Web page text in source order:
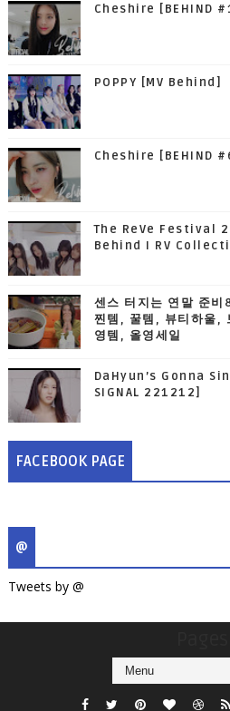
Cheshire [BEHIND
POPPY [MV Behind]
Cheshire [BEHIND
The ReVe Festival
Behind I RV
센스 터지는 연말 준
찐템, 꿀템, 뷰티하울,
영템, 올영세일
DaHyun’s Gonna
SIGNAL 221212]
FACEBOOK PAGE
@
Tweets by @